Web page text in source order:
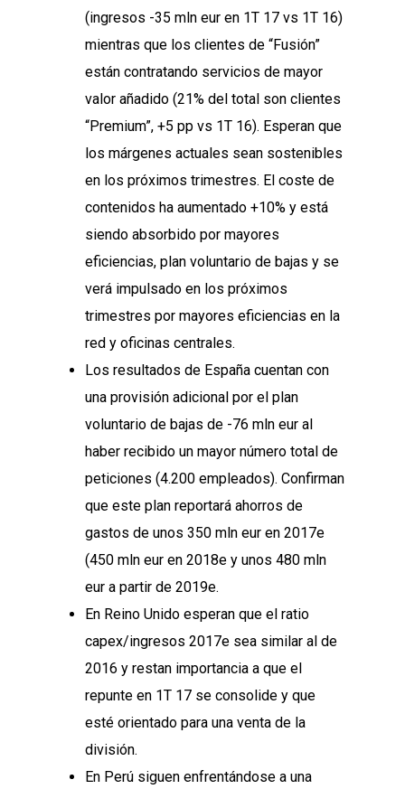
(ingresos -35 mln eur en 1T 17 vs 1T 16)
mientras que los clientes de “Fusión”
están contratando servicios de mayor
valor añadido (21% del total son clientes
“Premium”, +5 pp vs 1T 16). Esperan que
los márgenes actuales sean sostenibles
en los próximos trimestres. El coste de
contenidos ha aumentado +10% y está
siendo absorbido por mayores
eficiencias, plan voluntario de bajas y se
verá impulsado en los próximos
trimestres por mayores eficiencias en la
red y oficinas centrales.
Los resultados de España cuentan con
una provisión adicional por el plan
voluntario de bajas de -76 mln eur al
haber recibido un mayor número total de
peticiones (4.200 empleados). Confirman
que este plan reportará ahorros de
gastos de unos 350 mln eur en 2017e
(450 mln eur en 2018e y unos 480 mln
eur a partir de 2019e.
En Reino Unido esperan que el ratio
capex/ingresos 2017e sea similar al de
2016 y restan importancia a que el
repunte en 1T 17 se consolide y que
esté orientado para una venta de la
división.
En Perú siguen enfrentándose a una